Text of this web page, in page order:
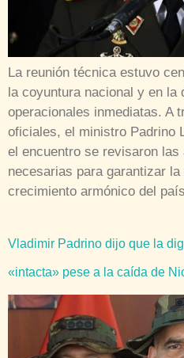
La reunión técnica estuvo
la coyuntura nacional y en la
operacionales inmediatas. A
oficiales, el ministro Padrino
el encuentro se revisaron las
necesarias para garantizar
crecimiento armónico del
Vladimir Padrino dijo que la
«intacta» pese a la caída de